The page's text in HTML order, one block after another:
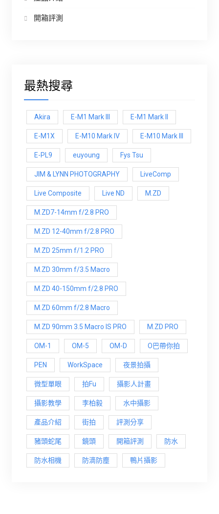
開箱評測
最熱搜尋
Akira E-M1 Mark III E-M1 Mark ll
E-M1X E-M10 Mark IV E-M10 Mark lll
E-PL9 euyoung Fys Tsu
JIM & LYNN PHOTOGRAPHY LiveComp
Live Composite Live ND M.ZD
M.ZD7-14mm f/2.8 PRO
M.ZD 12-40mm f/2.8 PRO
M.ZD 25mm f/1.2 PRO
M.ZD 30mm f/3.5 Macro
M.ZD 40-150mm f/2.8 PRO
M.ZD 60mm f/2.8 Macro
M.ZD 90mm 3.5 Macro IS PRO M.ZD PRO
OM-1 OM-5 OM-D O巴帶你拍
PEN WorkSpace 夜景拍攝
微型單眼 拍Fu 攝影人計畫
攝影教學 李柏毅 水中攝影
產品介紹 街拍 評測分享
豬頭蛇尾 鏡頭 開箱評測 防水
防水相機 防滴防塵 鴨片攝影